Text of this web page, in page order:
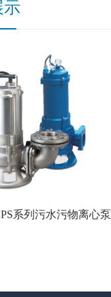
示
系列污水污物离心泵